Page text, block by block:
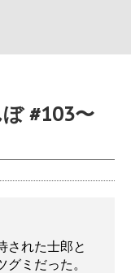
#103〜
された士郎と
ミだった。